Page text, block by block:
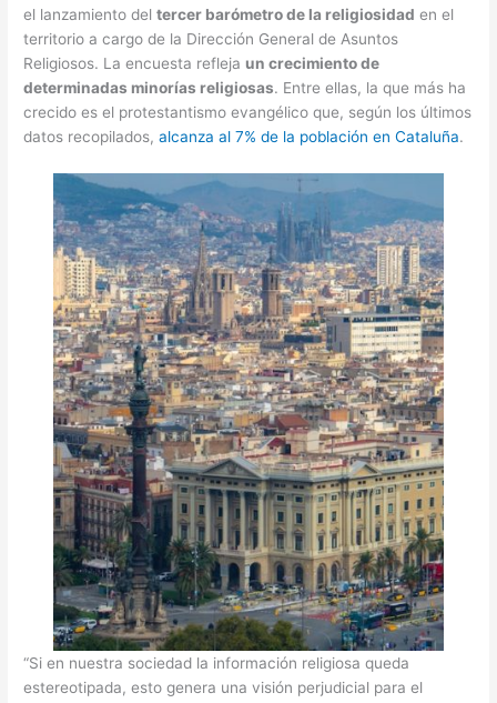
el lanzamiento deltercer barómetro de la religiosidad en el
territorio a cargo de la Dirección General de Asuntos
Religiosos. La encuesta refleja un crecimiento de
determinadas minorías religiosas. Entre ellas, la que más ha
crecido es el protestantismo evangélico que, según los últimos
datos recopilados,alcanza al 7% de la población en Cataluña.
“Si en nuestra sociedad la información religiosa queda
estereotipada, esto genera una visión perjudicial para el